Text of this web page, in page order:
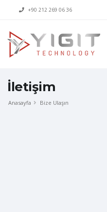
+90 212 269 06 36
İletişim
Anasayfa Bize Ulaşın